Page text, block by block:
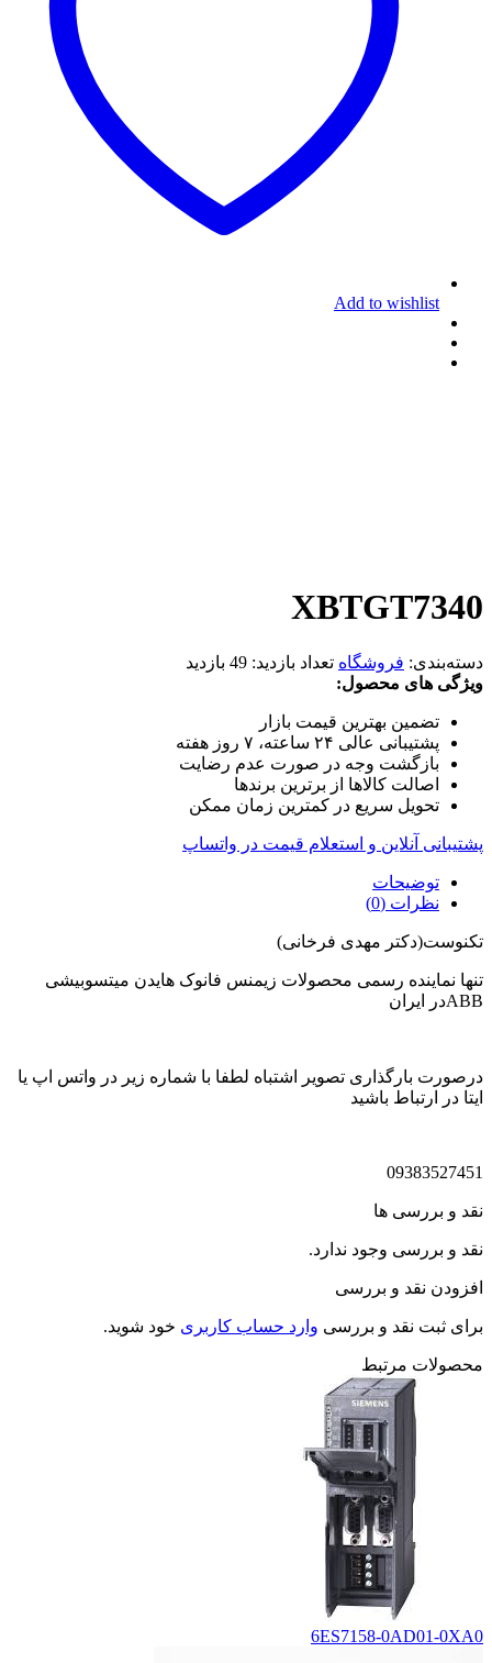
Add to wishlist
XBTGT7340
دسته‌بندی: فروشگاه تعداد بازدید: 49 بازدید
ویژگی های محصول:
تضمین بهترین قیمت بازار
پشتیبانی عالی ۲۴ ساعته، ۷ روز هفته
بازگشت وجه در صورت عدم رضایت
اصالت کالاها از برترین برندها
تحویل سریع در کمترین زمان ممکن
پشتیبانی آنلاین و استعلام قیمت در واتساپ
توضیحات
نظرات (0)
تکنوست(دکتر مهدی فرخانی)
تنها نماینده رسمی محصولات زیمنس فانوک هایدن میتسوبیشی
ABBدر ایران
درصورت بارگذاری تصویر اشتباه لطفا با شماره زیر در واتس اپ یا
ایتا در ارتباط باشید
09383527451
نقد و بررسی ها
نقد و بررسی وجود ندارد.
افزودن نقد و بررسی
برای ثبت نقد و بررسی وارد حساب کاربری خود شوید.
محصولات مرتبط
6ES7158-0AD01-0XA0